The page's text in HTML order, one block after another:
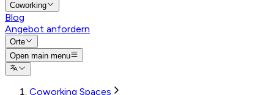
Coworking
Blog
Angebot anfordern
Orte
Open main menu
Coworking Spaces